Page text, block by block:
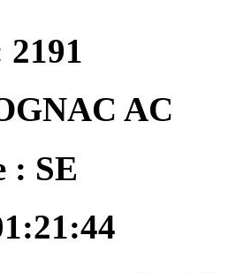
2191
AC
: SE